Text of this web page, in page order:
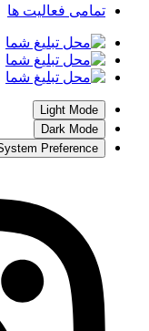
تمامی فعالیت ها
Light Mode
Dark Mode
Preference